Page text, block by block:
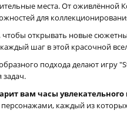
места. От
для
открывать новые
шаг в этой красочной
подхода делают игру
вам часы увлекательного
каждый из